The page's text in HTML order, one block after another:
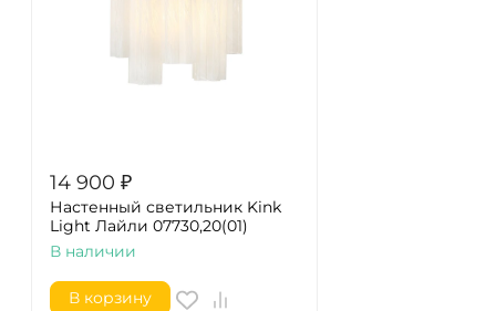
14 900 ₽
Настенный светильник Kink
Light Лайли 07730,20(01)
В наличии
В корзину